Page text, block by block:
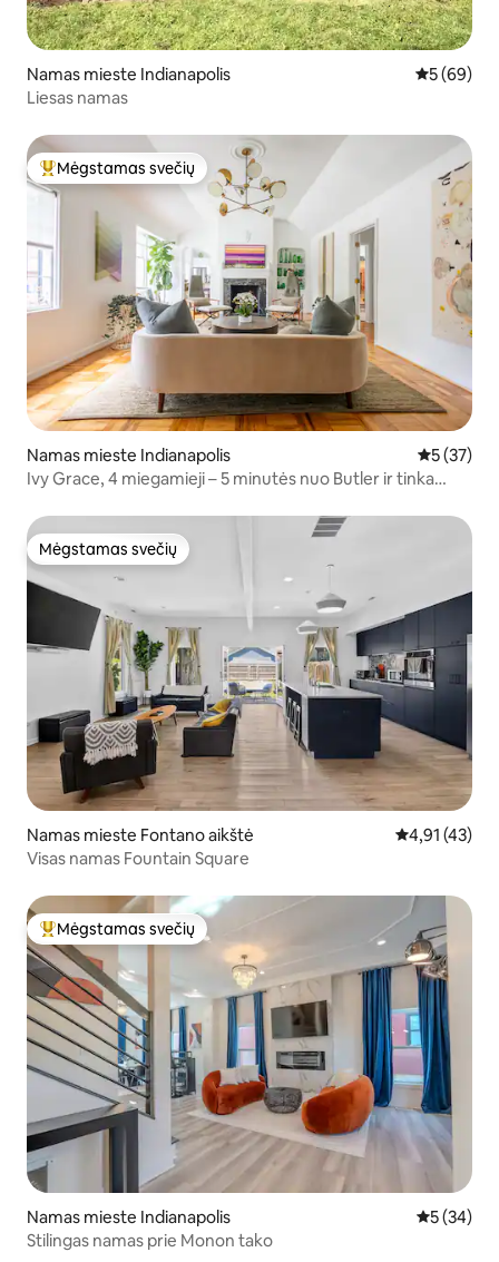
Namas mieste Indianapolis Vidutinis
5 (69)
Liesas namas
Svečių mėgstamiausias
Mėgstamas svečių
Namas mieste Indianapolis Vidutinis
5 (37)
Ivy Grace, 4 miegamieji – 5 minutės nuo Butler ir tinka
Mėgstamas svečių
Mėgstamas svečių
Namas mieste Fontano aikštė Vidutinis
4,91 (43)
Visas namas Fountain Square
Svečių mėgstamiausias
Mėgstamas svečių
Namas mieste Indianapolis Vidutinis
5 (34)
Stilingas namas prie Monon tako